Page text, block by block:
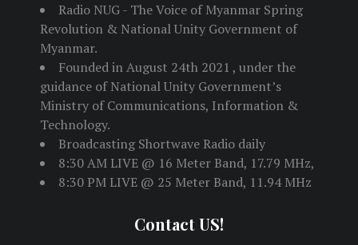
Radio NUG - The Voice of Myanmar Spring
Revolution & National Unity Government of
Myanmar.
Founded in August 24th 2021 , under the
guidance of National Unity Government’s
Ministry of Communications, Information &
Technology.
Broadcasting Shortwave Radio daily
8:30 AM LIVE @ 16 Meter Band, 17.79 MHz,
8:30 PM LIVE @ 25 Meter Band, 11.94 MHz
Contact US!